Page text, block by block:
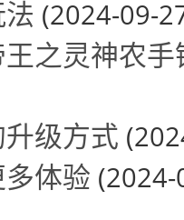
(2024-09-
之灵神农
级方式
体验